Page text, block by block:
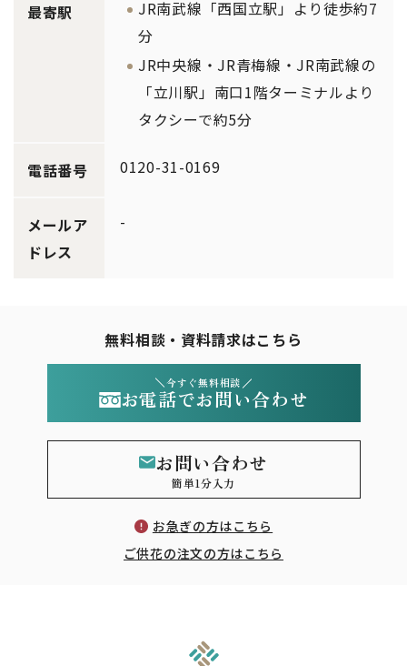
最寄駅
JR南武線「西国立駅」より徒歩約7
分
JR中央線・JR青梅線・JR南武線の
「立川駅」南口1階ターミナルより
タクシーで約5分
電話番号 0120-31-0169
メールア
ドレス
-
無料相談・資料請求はこちら
今すぐ無料相談
お電話でお問い合わせ
お問い合わせ
簡単1分入力
お急ぎの方はこちら
ご供花の注文の方はこちら